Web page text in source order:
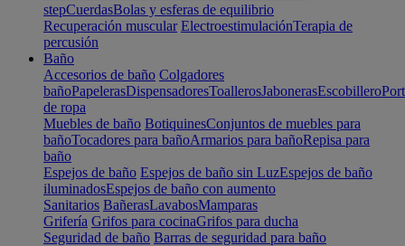
stepCuerdasBolas y esferas de equilibrio
Recuperación muscular ElectroestimulaciónTerapia de
percusión
Baño
Accesorios de baño Colgadores
bañoPapelerasDispensadoresToallerosJabonerasEscobillero
de ropa
Muebles de baño BotiquinesConjuntos de muebles para
bañoTocadores para bañoArmarios para bañoRepisa para
baño
Espejos de baño Espejos de baño sin LuzEspejos de baño
iluminadosEspejos de baño con aumento
Sanitarios BañerasLavabosMamparas
Grifería Grifos para cocinaGrifos para ducha
Seguridad de baño Barras de seguridad para baño